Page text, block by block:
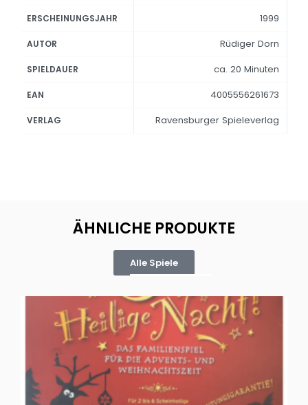
ERSCHEINUNGSJAHR 1999
AUTOR Rüdiger Dorn
SPIELDAUER ca. 20 Minuten
EAN 4005556261673
VERLAG Ravensburger Spieleverlag
ÄHNLICHE PRODUKTE
Alle Spiele